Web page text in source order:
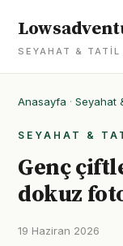
SEYAHAT & TATIL
Anasayfa · Seyahat
SEYAHAT &
Genç
dokuz
19 Haziran 2026